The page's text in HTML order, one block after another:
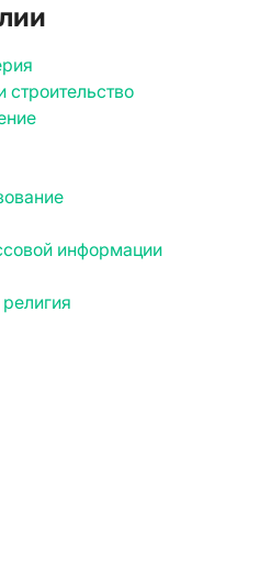
строительство
информации